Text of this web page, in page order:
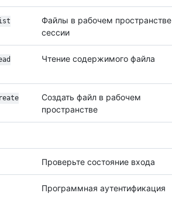
Файлы в рабочем пространстве
сессии
Чтение содержимого файла
Создать файл в рабочем
пространстве
Проверьте состояние входа
Программная аутентификация